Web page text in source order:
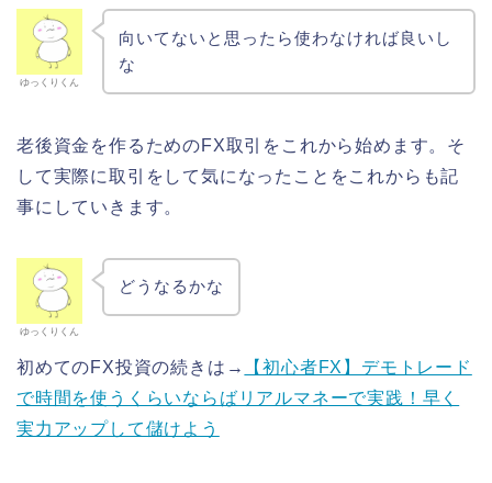
ゆっくりくん
向いてないと思ったら使わなければ良いし
な
老後資金を作るためのFX取引をこれから始めます。そ
して実際に取引をして気になったことをこれからも記
事にしていきます。
ゆっくりくん
どうなるかな
初めてのFX投資の続きは→
【初心者FX】デモトレード
で時間を使うくらいならばリアルマネーで実践！早く
実力アップして儲けよう